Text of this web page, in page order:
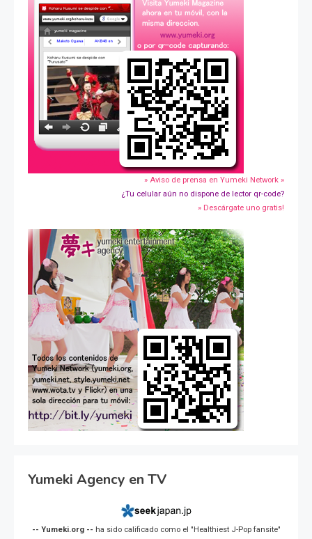
» Aviso de prensa en Yumeki Network »
¿Tu celular aún no dispone de lector qr-code?
» Descárgate uno gratis!
Yumeki Agency en TV
-- Yumeki.org -- ha sido calificado como el "Healthiest J-Pop fansite"